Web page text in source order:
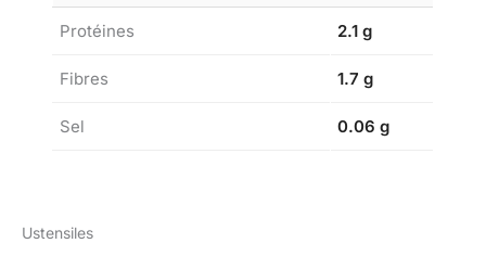
Protéines 2.1 g
Fibres 1.7 g
Sel 0.06 g
Ustensiles